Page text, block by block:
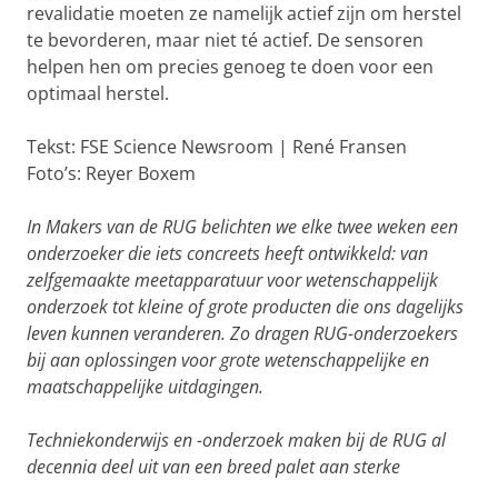
revalidatie moeten ze namelijk actief zijn om herstel
te bevorderen, maar niet té actief. De sensoren
helpen hen om precies genoeg te doen voor een
optimaal herstel.
Tekst: FSE Science Newsroom | René Fransen
Foto’s: Reyer Boxem
In Makers van de RUG belichten we elke twee weken een
onderzoeker die iets concreets heeft ontwikkeld: van
zelfgemaakte meetapparatuur voor wetenschappelijk
onderzoek tot kleine of grote producten die ons dagelijks
leven kunnen veranderen. Zo dragen RUG-onderzoekers
bij aan oplossingen voor grote wetenschappelijke en
maatschappelijke uitdagingen.
Techniekonderwijs en -onderzoek maken bij de RUG al
decennia deel uit van een breed palet aan sterke